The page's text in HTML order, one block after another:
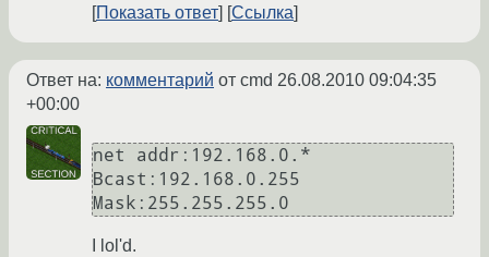
Показать ответ Ссылка
Ответ на: комментарий от cmd 26.08.2010 09:04:35
+00:00
net addr:192.168.0.*
Bcast:192.168.0.255
Mask:255.255.255.0
I lol'd.